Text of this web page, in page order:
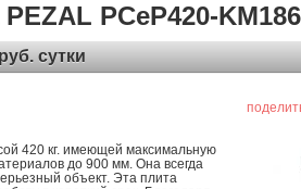
PCeP420-
сутки
420 кг. имеющей максимальную
до 900 мм. Она всегда
объект. Эта плита